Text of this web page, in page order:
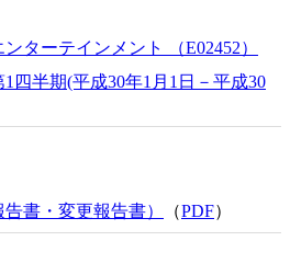
ターテインメント （E02452）
四半期(平成30年1月1日－平成30
書・変更報告書）
（PDF）